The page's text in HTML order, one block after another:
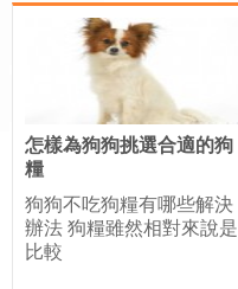
怎樣為狗狗挑選合適的狗
糧
狗狗不吃狗糧有哪些解決
辦法 狗糧雖然相對來說是
比較